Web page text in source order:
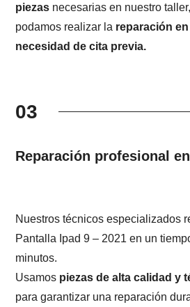
piezas necesarias en nuestro
podamos realizar la reparación
necesidad de cita previa.
03
Reparación profesional
Nuestros técnicos especializados
Pantalla Ipad 9 – 2021 en un
minutos.
Usamos piezas de alta calidad y
para garantizar una reparación